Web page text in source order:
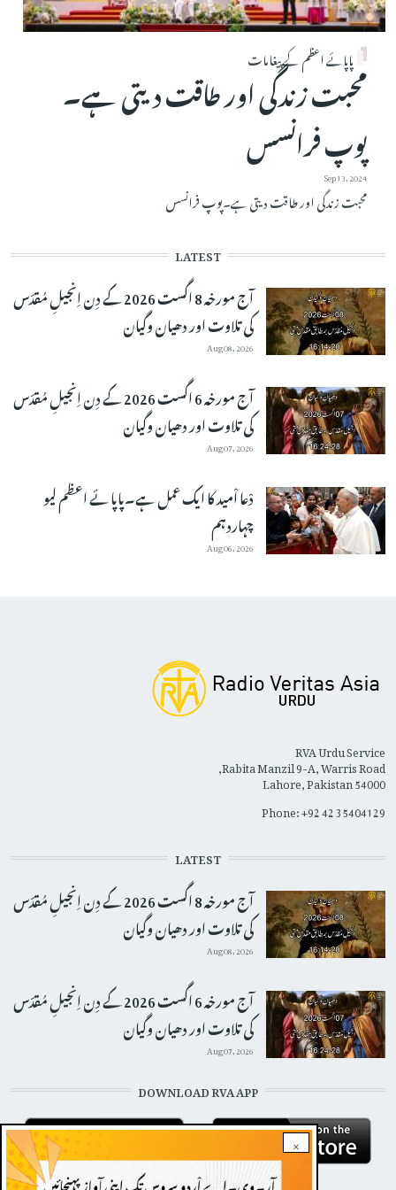
پاپائے اعظم کے پیغامات
محبت زندگی اور طاقت دیتی ہے۔
پوپ فرانسس
Sep 13, 2024
محبت زندگی اور طاقت دیتی ہے۔پوپ فرانسس
LATEST
آج مورخہ 8 اگست 2026 کے دِن اِنجیلِ مُقدّس
کی تلاوت اور دھیان وگیان
Aug 08, 2026
آج مورخہ 6 اگست 2026 کے دِن اِنجیلِ مُقدّس
کی تلاوت اور دھیان وگیان
Aug 07, 2026
دْعا اْمید کا ایک عمل ہے۔پاپائے اعظم لیو
چہاردہم
Aug 06, 2026
×
RVA Urdu Service
Rabita Manzil 9-A, Warris Road,
Lahore, Pakistan 54000
Phone: +92 42 35404129
LATEST
آج مورخہ 8 اگست 2026 کے دِن اِنجیلِ مُقدّس
کی تلاوت اور دھیان وگیان
Aug 08, 2026
آج مورخہ 6 اگست 2026 کے دِن اِنجیلِ مُقدّس
کی تلاوت اور دھیان وگیان
Aug 07, 2026
DOWNLOAD RVA APP